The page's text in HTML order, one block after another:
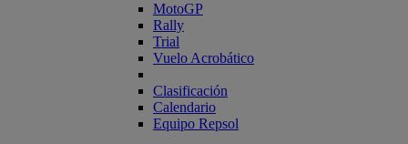
MotoGP
Rally
Trial
Vuelo Acrobático
Clasificación
Calendario
Equipo Repsol